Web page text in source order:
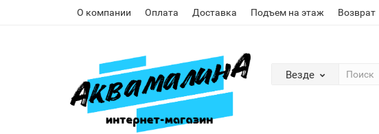
О компании Оплата Доставка Подъем на этаж Возврат
Везде